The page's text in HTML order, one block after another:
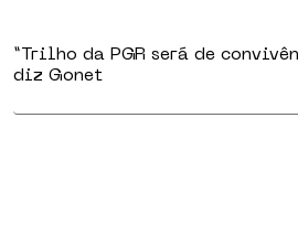
“Trilho da PGR será de
diz Gonet